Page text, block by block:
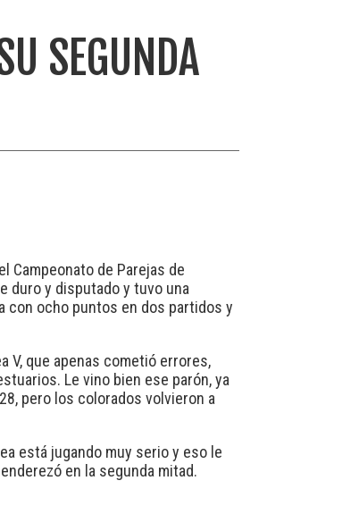
SEGUNDA
Campeonato de Parejas de
duro y disputado y tuvo una
con ocho puntos en dos partidos y
V, que apenas cometió errores,
Le vino bien ese parón, ya
pero los colorados volvieron a
está jugando muy serio y eso le
en la segunda mitad.